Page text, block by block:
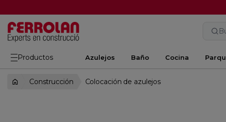
Productos Azulejos Baño Cocina
Construcción Colocación de azulejos